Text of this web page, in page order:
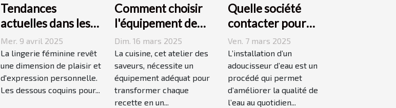
Tendances
actuelles dans les
dessous coquins
pour femmes
Mer. 9 avril 2025
La lingerie féminine revêt
une dimension de plaisir et
d'expression personnelle.
Les dessous coquins pour...
Comment choisir
l'équipement de
cuisine idéal pour
vos recettes
Dim. 16 mars 2025
La cuisine, cet atelier des
saveurs, nécessite un
équipement adéquat pour
transformer chaque
recette en un...
Quelle société
contacter pour
l'installation d'un
adoucisseur d'eau ?
Ven. 7 mars 2025
L’installation d’un
adoucisseur d’eau est un
procédé qui permet
d’améliorer la qualité de
l’eau au quotidien...